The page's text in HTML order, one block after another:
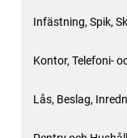
Infästning, Spik,
Kontor, Telefoni-
Lås, Beslag,